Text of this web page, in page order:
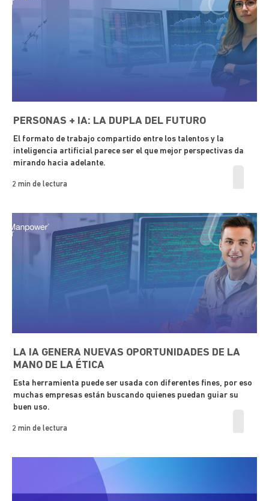
PERSONAS + IA: LA DUPLA DEL FUTURO
El formato de trabajo compartido entre los talentos y la
inteligencia artificial parece ser el que mejor perspectivas da
mirando hacia adelante.
2 min de lectura
LA IA GENERA NUEVAS OPORTUNIDADES DE LA
MANO DE LA ÉTICA
Esta herramienta puede ser usada con diferentes fines, por eso
muchas empresas están buscando quienes puedan guiar su
buen uso.
2 min de lectura